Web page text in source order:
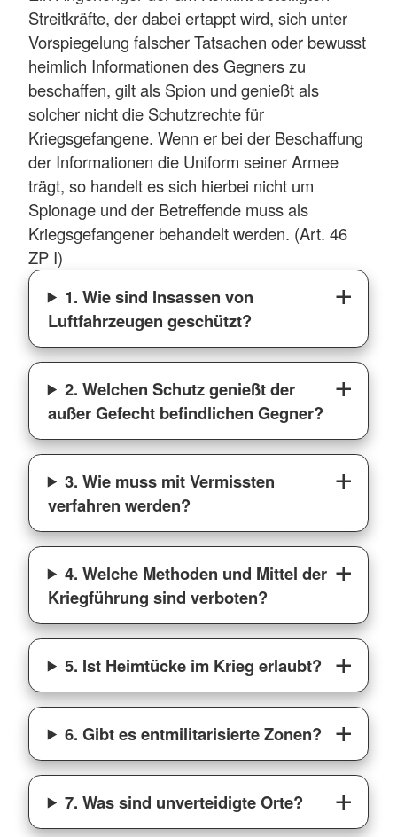
Streitkräfte, der dabei ertappt wird, sich unter
Vorspiegelung falscher Tatsachen oder bewusst
heimlich Informationen des Gegners zu
beschaffen, gilt als Spion und genießt als
solcher nicht die Schutzrechte für
Kriegsgefangene. Wenn er bei der Beschaffung
der Informationen die Uniform seiner Armee
trägt, so handelt es sich hierbei nicht um
Spionage und der Betreffende muss als
Kriegsgefangener behandelt werden. (Art. 46
ZP I)
1. Wie sind Insassen von
Luftfahrzeugen geschützt?
2. Welchen Schutz genießt der
außer Gefecht befindlichen Gegner?
3. Wie muss mit Vermissten
verfahren werden?
4. Welche Methoden und Mittel der
Kriegführung sind verboten?
5. Ist Heimtücke im Krieg erlaubt?
6. Gibt es entmilitarisierte Zonen?
7. Was sind unverteidigte Orte?